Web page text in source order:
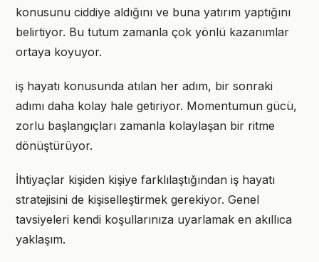
konusunu ciddiye aldığını ve buna yatırım yaptığını
belirtiyor. Bu tutum zamanla çok yönlü kazanımlar
ortaya koyuyor.
iş hayatı konusunda atılan her adım, bir sonraki
adımı daha kolay hale getiriyor. Momentumun gücü,
zorlu başlangıçları zamanla kolaylaşan bir ritme
dönüştürüyor.
İhtiyaçlar kişiden kişiye farklılaştığından iş hayatı
stratejisini de kişiselleştirmek gerekiyor. Genel
tavsiyeleri kendi koşullarınıza uyarlamak en akıllıca
yaklaşım.